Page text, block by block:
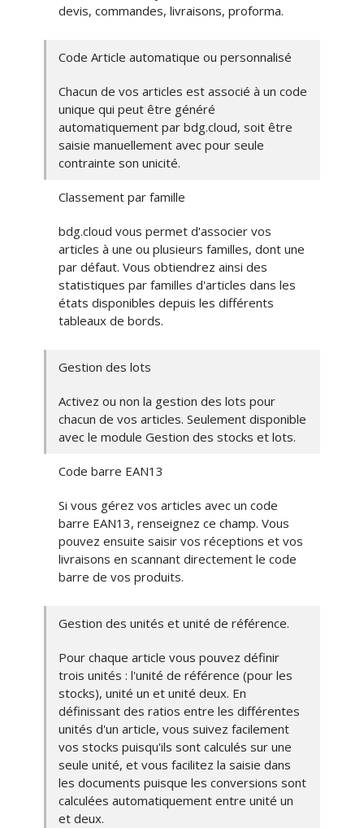
devis, commandes, livraisons, proforma.
Code Article automatique ou personnalisé
Chacun de vos articles est associé à un code
unique qui peut être généré
automatiquement par bdg.cloud, soit être
saisie manuellement avec pour seule
contrainte son unicité.
Classement par famille
bdg.cloud vous permet d'associer vos
articles à une ou plusieurs familles, dont une
par défaut. Vous obtiendrez ainsi des
statistiques par familles d'articles dans les
états disponibles depuis les différents
tableaux de bords.
Gestion des lots
Activez ou non la gestion des lots pour
chacun de vos articles. Seulement disponible
avec le module Gestion des stocks et lots.
Code barre EAN13
Si vous gérez vos articles avec un code
barre EAN13, renseignez ce champ. Vous
pouvez ensuite saisir vos réceptions et vos
livraisons en scannant directement le code
barre de vos produits.
Gestion des unités et unité de référence.
Pour chaque article vous pouvez définir
trois unités : l'unité de référence (pour les
stocks), unité un et unité deux. En
définissant des ratios entre les différentes
unités d'un article, vous suivez facilement
vos stocks puisqu'ils sont calculés sur une
seule unité, et vous facilitez la saisie dans
les documents puisque les conversions sont
calculées automatiquement entre unité un
et deux.